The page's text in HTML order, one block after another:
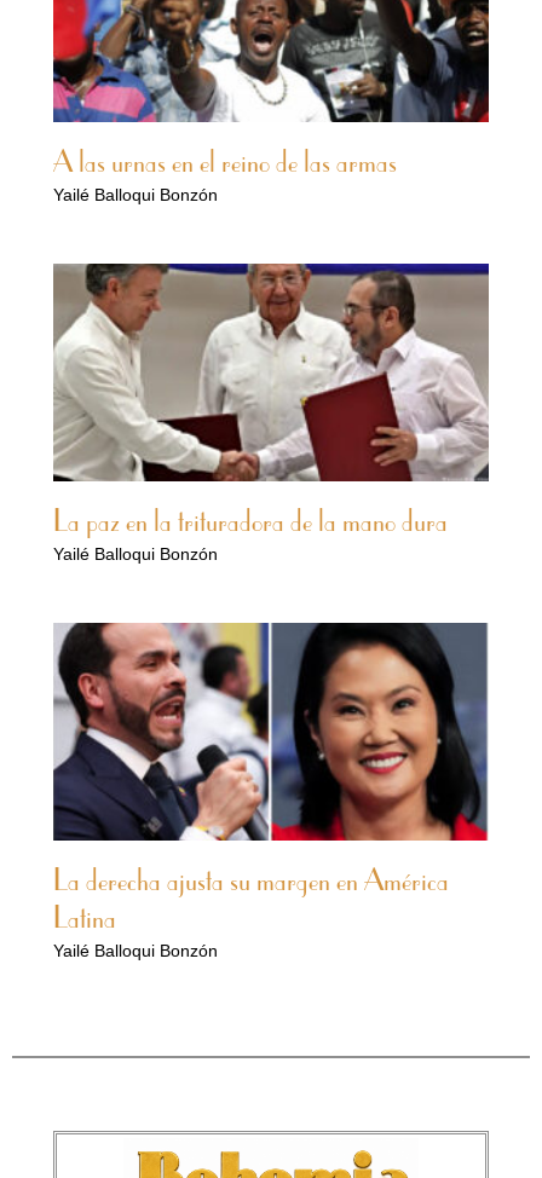
A las urnas en el reino de las armas
Yailé Balloqui Bonzón
La paz en la trituradora de la mano dura
Yailé Balloqui Bonzón
La derecha ajusta su margen en América
Latina
Yailé Balloqui Bonzón